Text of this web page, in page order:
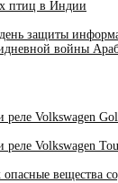
птиц в Индии
защиты
войны
реле Volkswagen
реле Volkswagen
вещества